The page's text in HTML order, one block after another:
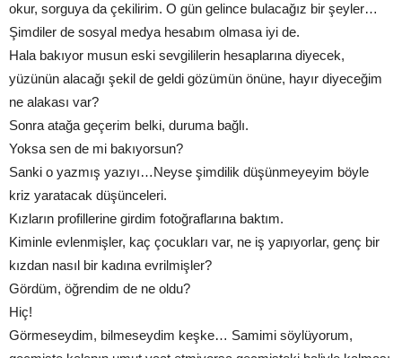
okur, sorguya da çekilirim. O gün gelince bulacağız bir şeyler…
Şimdiler de sosyal medya hesabım olmasa iyi de.
Hala bakıyor musun eski sevgililerin hesaplarına diyecek,
yüzünün alacağı şekil de geldi gözümün önüne, hayır diyeceğim
ne alakası var?
Sonra atağa geçerim belki, duruma bağlı.
Yoksa sen de mi bakıyorsun?
Sanki o yazmış yazıyı…Neyse şimdilik düşünmeyeyim böyle
kriz yaratacak düşünceleri.
Kızların profillerine girdim fotoğraflarına baktım.
Kiminle evlenmişler, kaç çocukları var, ne iş yapıyorlar, genç bir
kızdan nasıl bir kadına evrilmişler?
Gördüm, öğrendim de ne oldu?
Hiç!
Görmeseydim, bilmeseydim keşke… Samimi söylüyorum,